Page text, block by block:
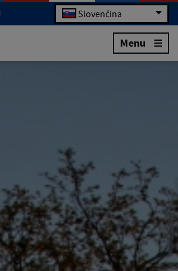
Slovenčina
Menu